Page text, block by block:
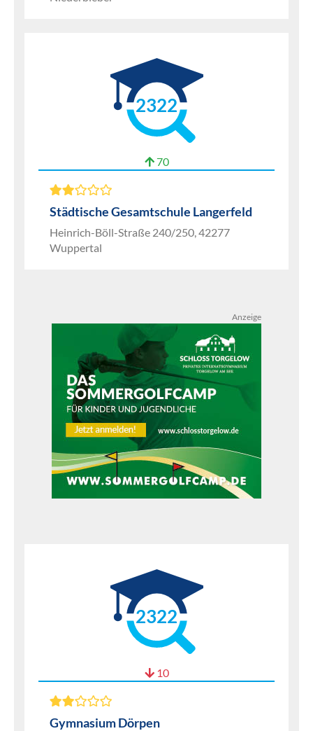
2322
70
Städtische Gesamtschule Langerfeld
Heinrich-Böll-Straße 240/250, 42277
Wuppertal
Anzeige
2322
10
Gymnasium Dörpen